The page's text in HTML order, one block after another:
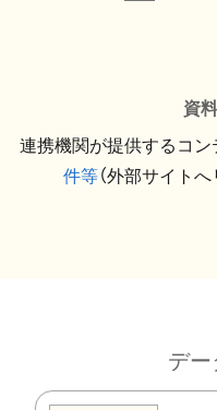
資
連携機関が提供するコン
件等（外部サイト
デ